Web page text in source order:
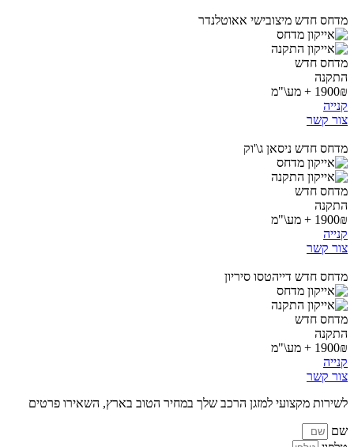
מדחס חדש מיצובישי אאוטלנדר
מדחס חדש
התקנה
1900₪ + מע\"מ
קנייה
צור קשר
מדחס חדש ניסאן ג\'וק
מדחס חדש
התקנה
1900₪ + מע\"מ
קנייה
צור קשר
מדחס חדש דייהטסו סיריון
מדחס חדש
התקנה
1900₪ + מע\"מ
קנייה
צור קשר
לשירות מקצועי למזגן הרכב שלך במחיר הטוב בארץ, השאירו פרטים
שם